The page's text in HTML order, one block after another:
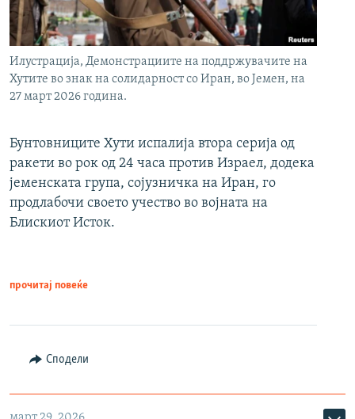
Илустрација, Демонстрациите на поддржувачите на
Хутите во знак на солидарност со Иран, во Јемен, на
27 март 2026 година.
Бунтовниците Хути испалија втора серија од
ракети во рок од 24 часа против Израел, додека
јеменската група, сојузничка на Иран, го
продлабочи своето учество во војната на
Блискиот Исток.
прочитај повеќе
Сподели